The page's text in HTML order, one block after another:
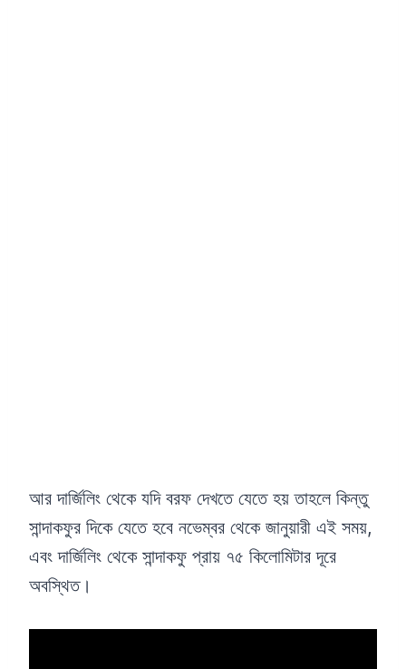
আর দার্জিলিং থেকে যদি বরফ দেখতে যেতে হয় তাহলে কিন্তু
সান্দাকফুর দিকে যেতে হবে নভেম্বর থেকে জানুয়ারী এই সময়,
এবং দার্জিলিং থেকে সান্দাকফু প্রায় ৭৫ কিলোমিটার দূরে
অবস্থিত।